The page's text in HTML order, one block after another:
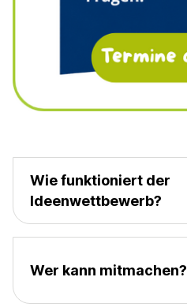
Wie funktioniert der
Ideenwettbewerb?
Wer kann mitmachen?